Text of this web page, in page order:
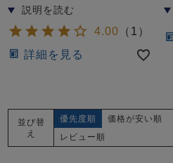
4.00 （ 1 ）
詳細を見る
並び替
え
優先度順 価格が安い順
レビュー順